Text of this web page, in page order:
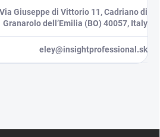
Via Giuseppe di Vittorio 11, Cadriano di
Granarolo dell’Emilia (BO) 40057, Italy
eley@insightprofessional.sk